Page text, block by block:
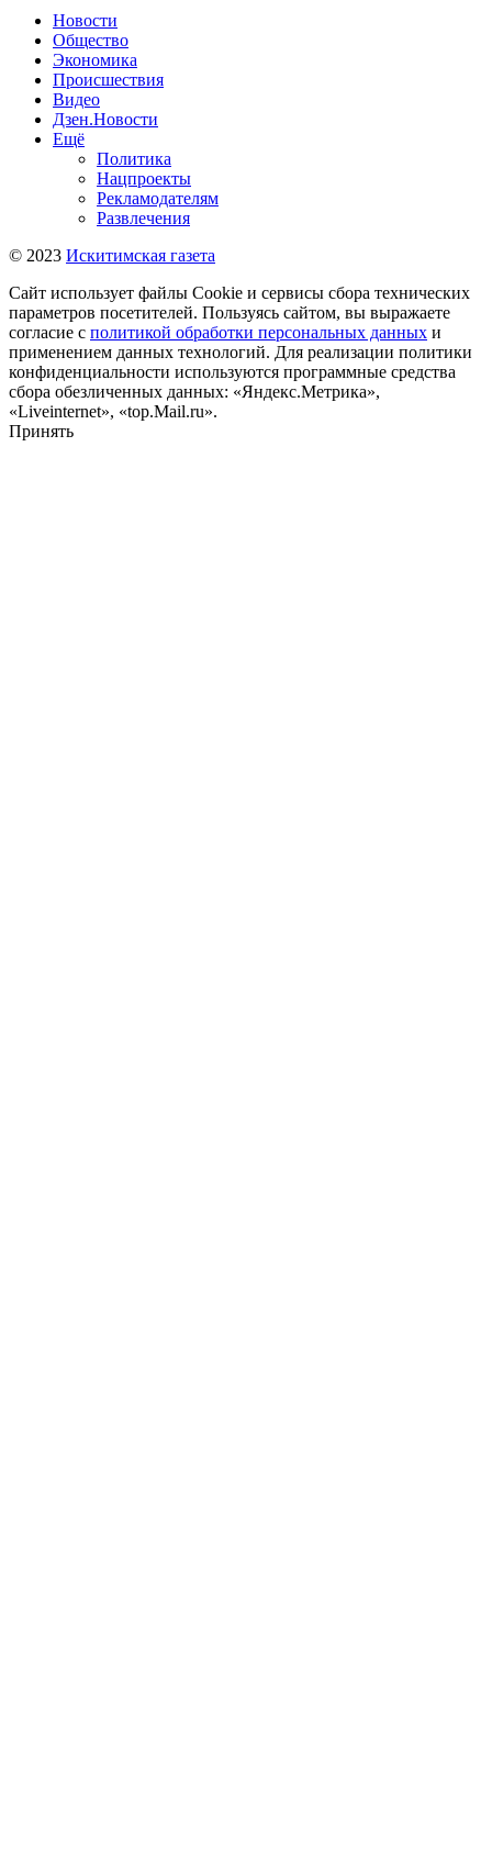
Новости
Общество
Экономика
Происшествия
Видео
Дзен.Новости
Ещё
Политика
Нацпроекты
Рекламодателям
Развлечения
© 2023 Искитимская газета
Сайт использует файлы Cookie и сервисы сбора технических
параметров посетителей. Пользуясь сайтом, вы выражаете
согласие с политикой обработки персональных данных и
применением данных технологий. Для реализации политики
конфиденциальности используются программные средства
сбора обезличенных данных: «Яндекс.Метрика»,
«Liveinternet», «top.Mail.ru».
Принять